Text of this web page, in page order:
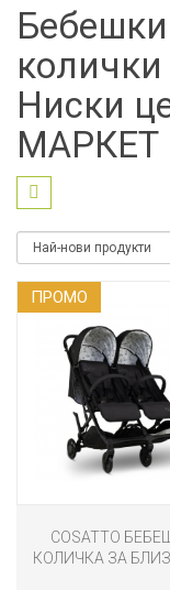
Ниски
МАРКЕТ
ПРОМO
COSATTO
КОЛИЧКА ЗА